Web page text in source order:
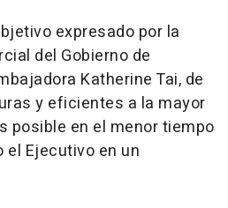
expresado por la
del Gobierno de
Katherine Tai, de
y eficientes a la mayor
posible en el menor tiempo
el Ejecutivo en un